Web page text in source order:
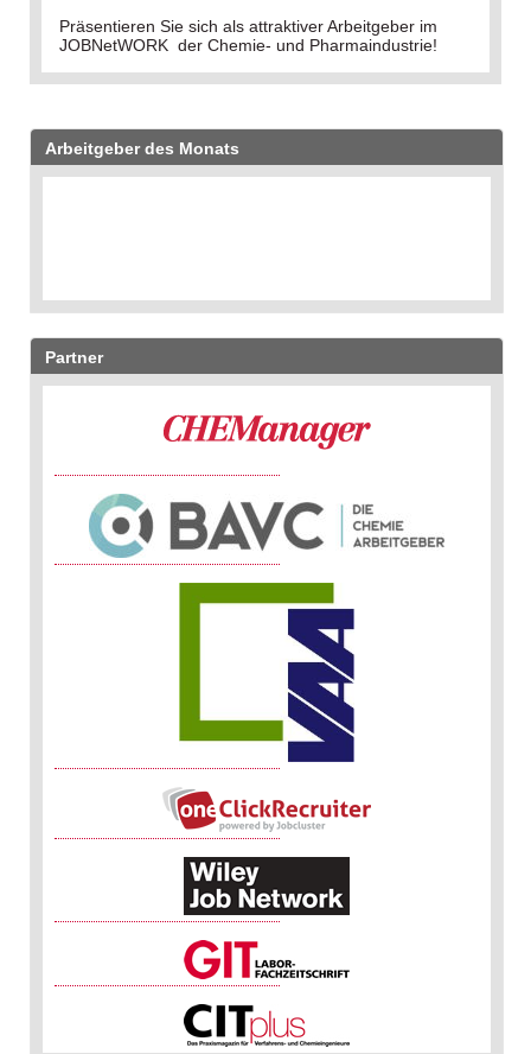
Präsentieren Sie sich als attraktiver Arbeitgeber im
JOBNetWORK der Chemie- und Pharmaindustrie!
Arbeitgeber des Monats
Partner